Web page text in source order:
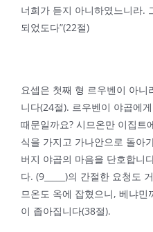
너희가 듣지 아니하였느니라.
되었도다”(22절)
요셉은 첫째 형 르우벤이 아니
니다(24절). 르우벤이 야곱에
때문일까요? 시므온만 이집트
식을 가지고 가나안으로 돌아
버지 야곱의 마음을 단호합니
다. (9_____)의 간절한 요청도
므온도 옥에 잡혔으니, 베냐
이 좁아집니다(38절).